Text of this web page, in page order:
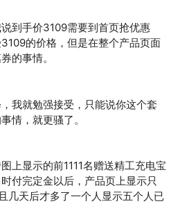
到手价3109需要到首页抢优惠
的价格，但是在整个产品页面
的事情。
我就勉强接受，只能说你这个套
情，就更骚了。
上显示的前1111名赠送精工充电宝
付完定金以后，产品页上显示只
几天后才多了一个人显示五个人已